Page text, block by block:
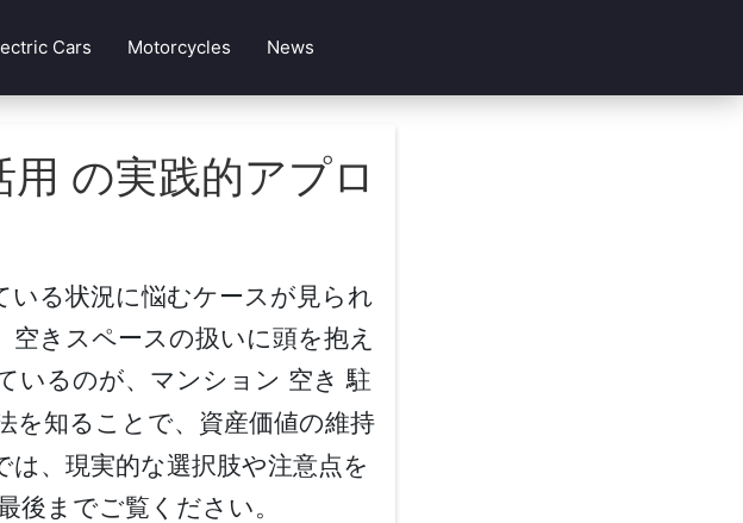
Cars Motorcycles News
の実践的アプロ
いる状況に悩むケースが見られ
きスペースの扱いに頭を抱え
いるのが、 マンション 空き 駐
を知ることで、資産価値の維持
、現実的な選択肢や注意点を
までご覧ください。